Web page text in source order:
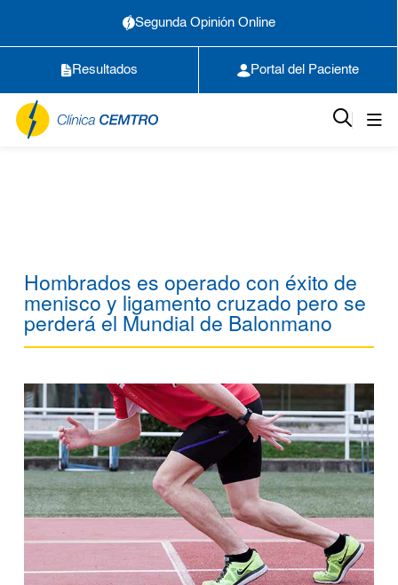
Segunda Opinión Online
Resultados Portal del Paciente
Hombrados es operado con éxito de
menisco y ligamento cruzado pero se
perderá el Mundial de Balonmano